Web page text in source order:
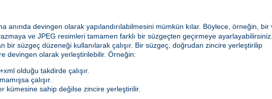
anında devingen olarak yapılandırılabilmesini mümkün kılar. Böylece, örneğin, bir
ve JPEG resimleri tamamen farklı bir süzgeçten geçirmeye ayarlayabilirsiniz.
bir süzgeç düzeneği kullanılarak çalışır. Bir süzgeç, doğrudan zincire yerleştirilip
devingen olarak yerleştirilebilir. Örneğin:
olduğu takdirde çalışır.
çalışır.
kümesine sahip değilse zincire yerleştirilir.